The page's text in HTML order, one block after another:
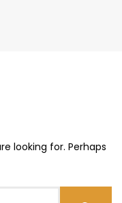
looking for. Perhaps